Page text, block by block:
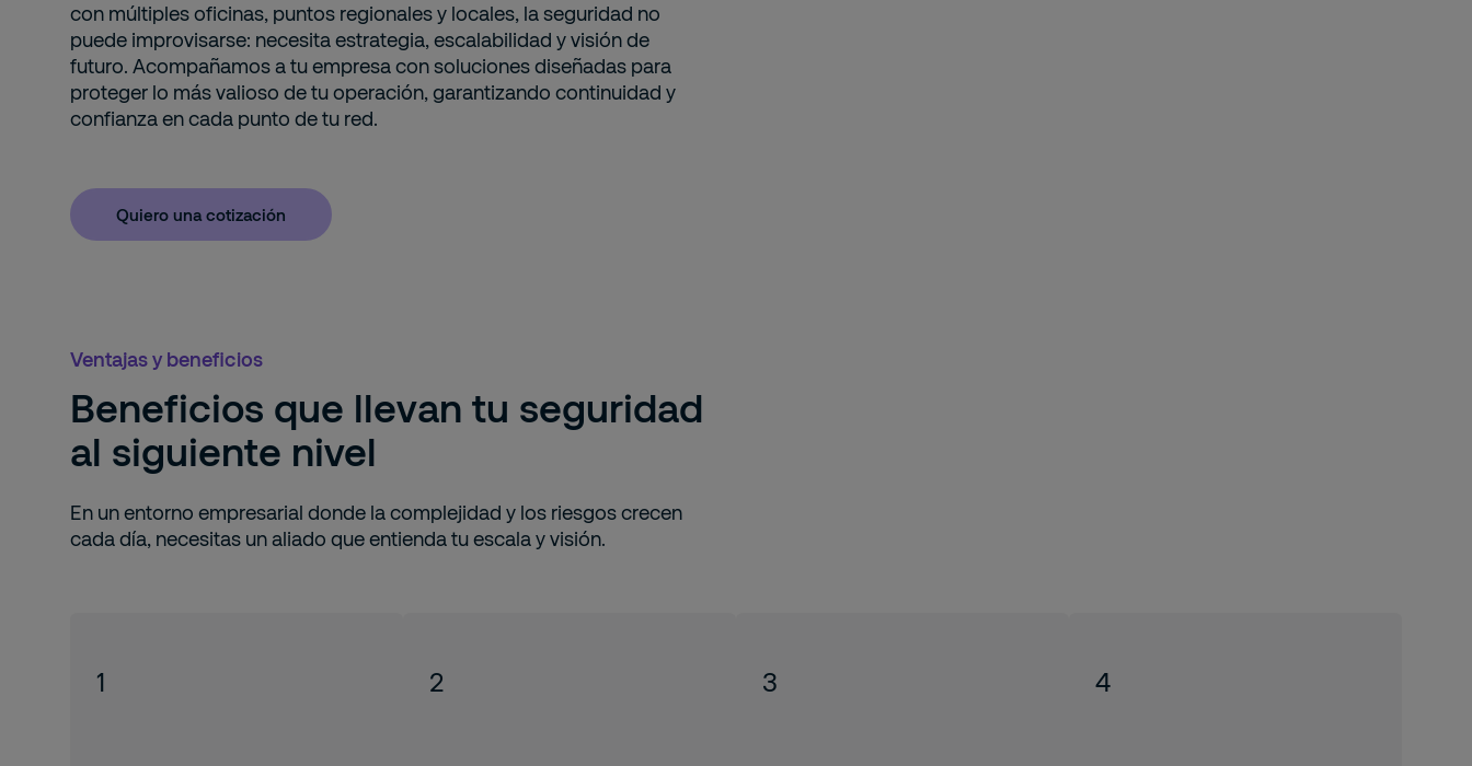
con múltiples oficinas, puntos regionales y locales, la seguridad no
puede improvisarse: necesita estrategia, escalabilidad y visión de
futuro. Acompañamos a tu empresa con soluciones diseñadas para
proteger lo más valioso de tu operación, garantizando continuidad y
confianza en cada punto de tu red.
Quiero una cotización
Ventajas y beneficios
Beneficios que llevan tu seguridad
al siguiente nivel
En un entorno empresarial donde la complejidad y los riesgos crecen
cada día, necesitas un aliado que entienda tu escala y visión.
1 2 3 4